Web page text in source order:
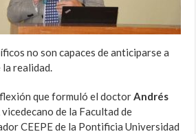
no son capaces de anticiparse a
la realidad.
que formuló el doctorAndrés
vicedecano de la Facultad de
CEEPE de la Pontificia Universidad